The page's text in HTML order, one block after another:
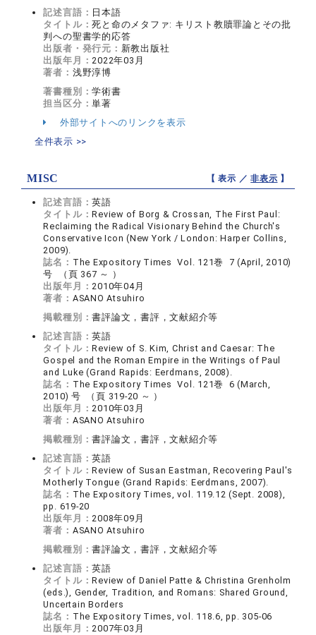
記述言語： 日本語
タイトル：死と命のメタファ: キリスト教贖罪論とその批
判への聖書学的応答
出版者・発行元： 新教出版社
出版年月：2022年03月
著者： 浅野淳博
著書種別：学術書
担当区分：単著
外部サイトへのリンクを表示
全件表示 >>
MISC 【 表示 ／非表示 】
記述言語：英語
タイトル：Review of Borg & Crossan, The First Paul:
Reclaiming the Radical Visionary Behind the Church's
Conservative Icon (New York / London: Harper Collins,
2009).
誌名： The Expository Times Vol. 121巻 7 (April, 2010)
号 （頁 367 ～ ）
出版年月：2010年04月
著者： ASANO Atsuhiro
掲載種別：書評論文，書評，文献紹介等
記述言語：英語
タイトル：Review of S. Kim, Christ and Caesar: The
Gospel and the Roman Empire in the Writings of Paul
and Luke (Grand Rapids: Eerdmans, 2008).
誌名： The Expository Times Vol. 121巻 6 (March,
2010) 号 （頁 319-20 ～ ）
出版年月：2010年03月
著者： ASANO Atsuhiro
掲載種別：書評論文，書評，文献紹介等
記述言語：英語
タイトル：Review of Susan Eastman, Recovering Paul's
Motherly Tongue (Grand Rapids: Eerdmans, 2007).
誌名： The Expository Times, vol. 119.12 (Sept. 2008),
pp. 619-20
出版年月：2008年09月
著者： ASANO Atsuhiro
掲載種別：書評論文，書評，文献紹介等
記述言語：英語
タイトル：Review of Daniel Patte & Christina Grenholm
(eds.), Gender, Tradition, and Romans: Shared Ground,
Uncertain Borders
誌名： The Expository Times, vol. 118.6, pp. 305-06
出版年月：2007年03月